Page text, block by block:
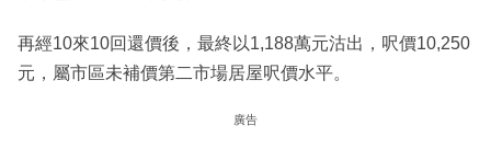
再經10來10回還價後，最終以1,188萬元沽出，呎價10,250
元，屬市區未補價第二市場居屋呎價水平。
廣告